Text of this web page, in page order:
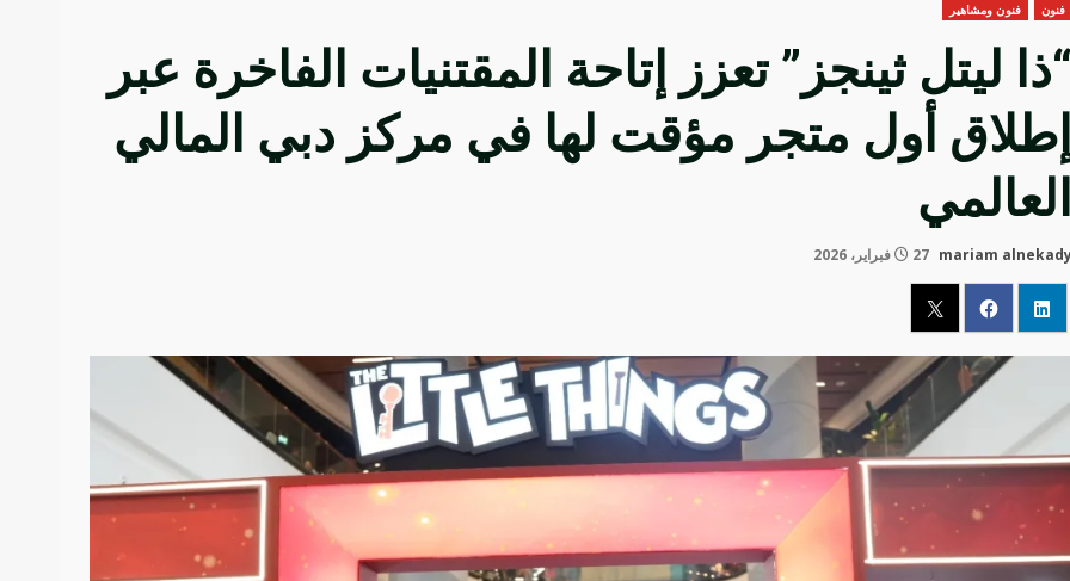
فنون فنون ومشاهير
“ذا ليتل ثينجز” تعزز إتاحة المقتنيات الفاخرة عبر
إطلاق أول متجر مؤقت لها في مركز دبي المالي
العالمي
mariam 27 فبراير، 2026